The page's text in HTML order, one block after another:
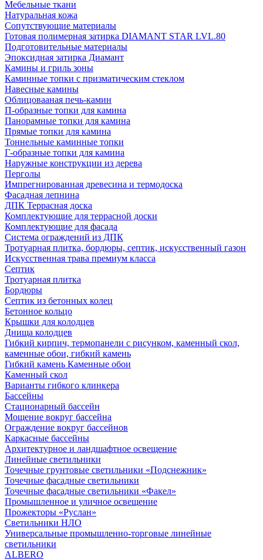
Мебельные ткани
Натуральная кожа
Сопутствующие материалы
Готовая полимерная затирка DIAMANT STAR LVL.80
Подготовительные материалы
Эпоксидная затирка Диамант
Камины и гриль зоны
Каминные топки с призматическим стеклом
Навесные камины
Облицовааная печь-камин
П-образные топки для камина
Панорамные топки для камина
Прямые топки для камина
Тоннельные каминные топки
Г-образные топки для камина
Наружные конструкции из дерева
Перголы
Импрегнированная древесина и термодоска
Фасадная лепнина
ДПК Террасная доска
Комплектующие для террасной доски
Комплектующие для фасада
Система ограждений из ДПК
Тротуарная плитка, бордюры, септик, искусственный газон
Искусственная трава премиум класса
Септик
Тротуарная плитка
Бордюры
Септик из бетонных колец
Бетонное кольцо
Крышки для колодцев
Днища колодцев
Гибкий кирпич, термопанели с рисунком, каменный скол,
каменные обои, гибкий камень
Гибкий камень Каменные обои
Каменный скол
Варианты гибкого клинкера
Бассейны
Стационарный бассейн
Мощение вокруг бассейна
Ограждение вокруг бассейнов
Каркасные бассейны
Архитектурное и ландшафтное освещение
Линейные светильники
Точечные грунтовые светильники «Подснежник»
Точечные фасадные светильники
Точечные фасадные светильники «Факел»
Промышленное и уличное освещение
Прожекторы «Руслан»
Светильники НЛО
Универсальные промышленно-торговые линейные
светильники
ALBERO